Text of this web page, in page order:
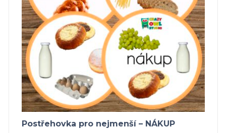
Postřehovka pro nejmenší – NÁKUP